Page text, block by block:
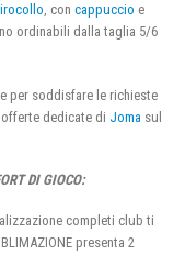
, con cappuccio e
ordinabili dalla taglia 5/6
per soddisfare le richieste
dedicate di Joma sul
DI GIOCO:
completi club ti
presenta 2